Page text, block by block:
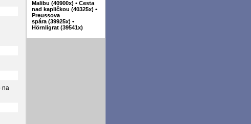
na
Malibu (40900x) • Cesta
nad kapličkou (40325x) •
Preussova
spára (39925x) •
Hörnligrat (39541x)